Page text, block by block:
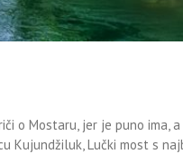
Mostaru, jer je puno ima, a
Kujundžiluk, Lučki most s